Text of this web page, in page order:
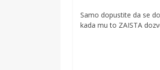
Samo dopustite da se
kada mu to ZAISTA